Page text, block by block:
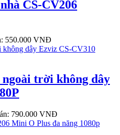
CS-CV206
550.000 VNĐ
trời không dây
790.000 VNĐ